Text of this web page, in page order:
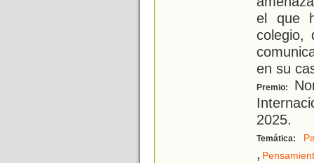
el que
colegio,
en su
Premio:
2025.
Temática:
,